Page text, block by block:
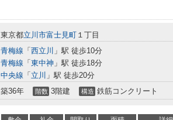
東京都立川市富士見町 １丁目
青梅線 「 西立川 」駅 徒歩10分
青梅線 「 東中神 」駅 徒歩18分
中央線 「 立川 」駅 徒歩20分
築36年 階数 3階建 構造 鉄筋コンクリート